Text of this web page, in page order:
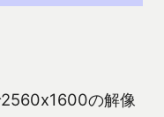
2560x1600の解像